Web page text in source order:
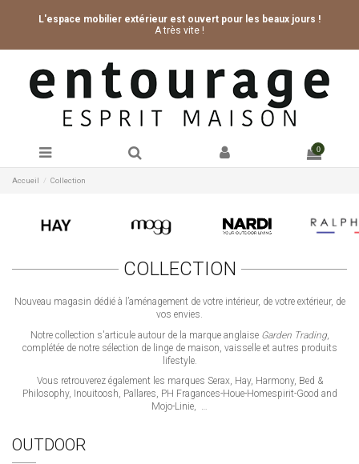
L'espace mobilier extérieur est ouvert pour les beaux jours !
A très vite !
0
Accueil Collection
COLLECTION
Nouveau magasin dédié à l’aménagement de votre intérieur, de votre extérieur, de
vos envies.
Notre collection s'articule autour de la marque anglaise Garden Trading,
complétée de notre sélection de linge de maison, vaisselle et autres produits
lifestyle.
Vous retrouverez également les marques Serax, Hay, Harmony, Bed &
Philosophy, Inouitoosh, Pallares, PH Fragances-Houe-Homespirit-Good and
Mojo-Linie, …
OUTDOOR